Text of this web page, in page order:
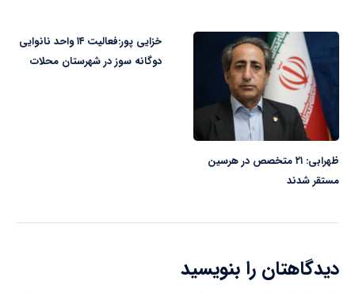
ظهرابی: ۲۱ متخصص در هرسین
مستقر شدند
خزایی پور:فعالیت ۱۴ واحد نانوایی
دوگانه سوز در شهرستان محلات
دیدگاهتان را بنویسید